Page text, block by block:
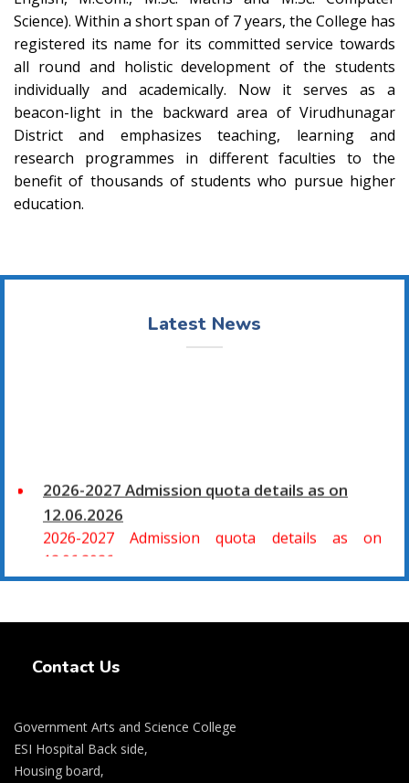
Science). Within a short span of 7 years, the College has
registered its name for its committed service towards
all round and holistic development of the students
individually and academically. Now it serves as a
beacon-light in the backward area of Virudhunagar
District and emphasizes teaching, learning and
research programmes in different faculties to the
benefit of thousands of students who pursue higher
education.
Latest News
2026-2027 Admission quota details as on
12.06.2026
2026-2027 Admission quota details as on
12.06.2026
சிவகாசி, அரசு கலை மற்றும் அறிவியல் கல்லூரியில்
விலங்கியல் ஆகிய அறிவியல் பாடப்பிரிவுகளுக்கும்,
09.06.2026 அன்று B.Com., வணிகவியல், B.B.A.,
வணிக நிர்வாகவியல், B.A., பொருளியல், B.A., வரலாறு
Contact Us
Government Arts and Science College
ESI Hospital Back side,
Housing board,